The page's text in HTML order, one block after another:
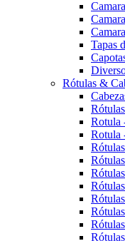
Tapas
Rótulas &
Rotula